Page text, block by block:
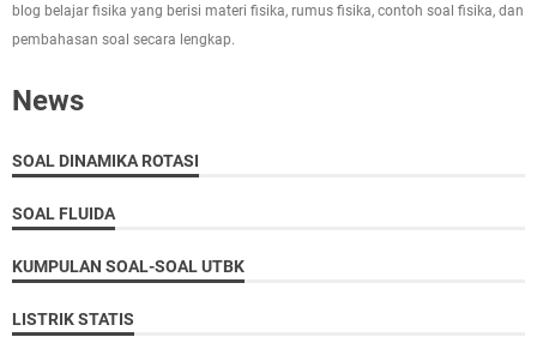
blog belajar fisika yang berisi materi fisika, rumus fisika, contoh soal fisika, dan
pembahasan soal secara lengkap.
News
SOAL DINAMIKA ROTASI
SOAL FLUIDA
KUMPULAN SOAL-SOAL UTBK
LISTRIK STATIS